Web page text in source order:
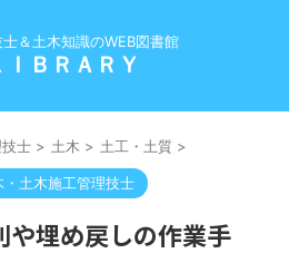
＆土木知識のWEB図書館
ＢＲＡＲＹ
士 > 土木 > 土工・土質 >
・土木施工管理技士
や埋め戻しの作業手